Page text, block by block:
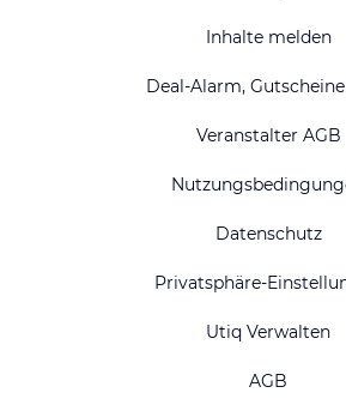
Inhalte melden
Deal-Alarm,
Veranstalter AGB
Datenschutz
Privatsphäre-
Utiq Verwalten
AGB